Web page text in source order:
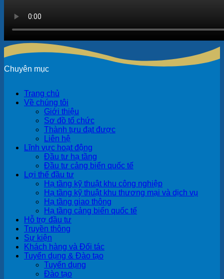
Chuyên mục
Trang chủ
Về chúng tôi
Giới thiệu
Sơ đồ tổ chức
Thành tựu đạt được
Liên hệ
Lĩnh vực hoạt động
Đầu tư hạ tầng
Đầu tư cảng biển quốc tế
Lợi thế đầu tư
Hạ tầng kỹ thuật khu công nghiệp
Hạ tầng kỹ thuật khu thương mại và dịch vụ
Hạ tầng giao thông
Hạ tầng cảng biển quốc tế
Hỗ trợ đầu tư
Truyền thông
Sự kiện
Khách hàng và Đối tác
Tuyển dụng & Đào tạo
Tuyển dụng
Đào tạo